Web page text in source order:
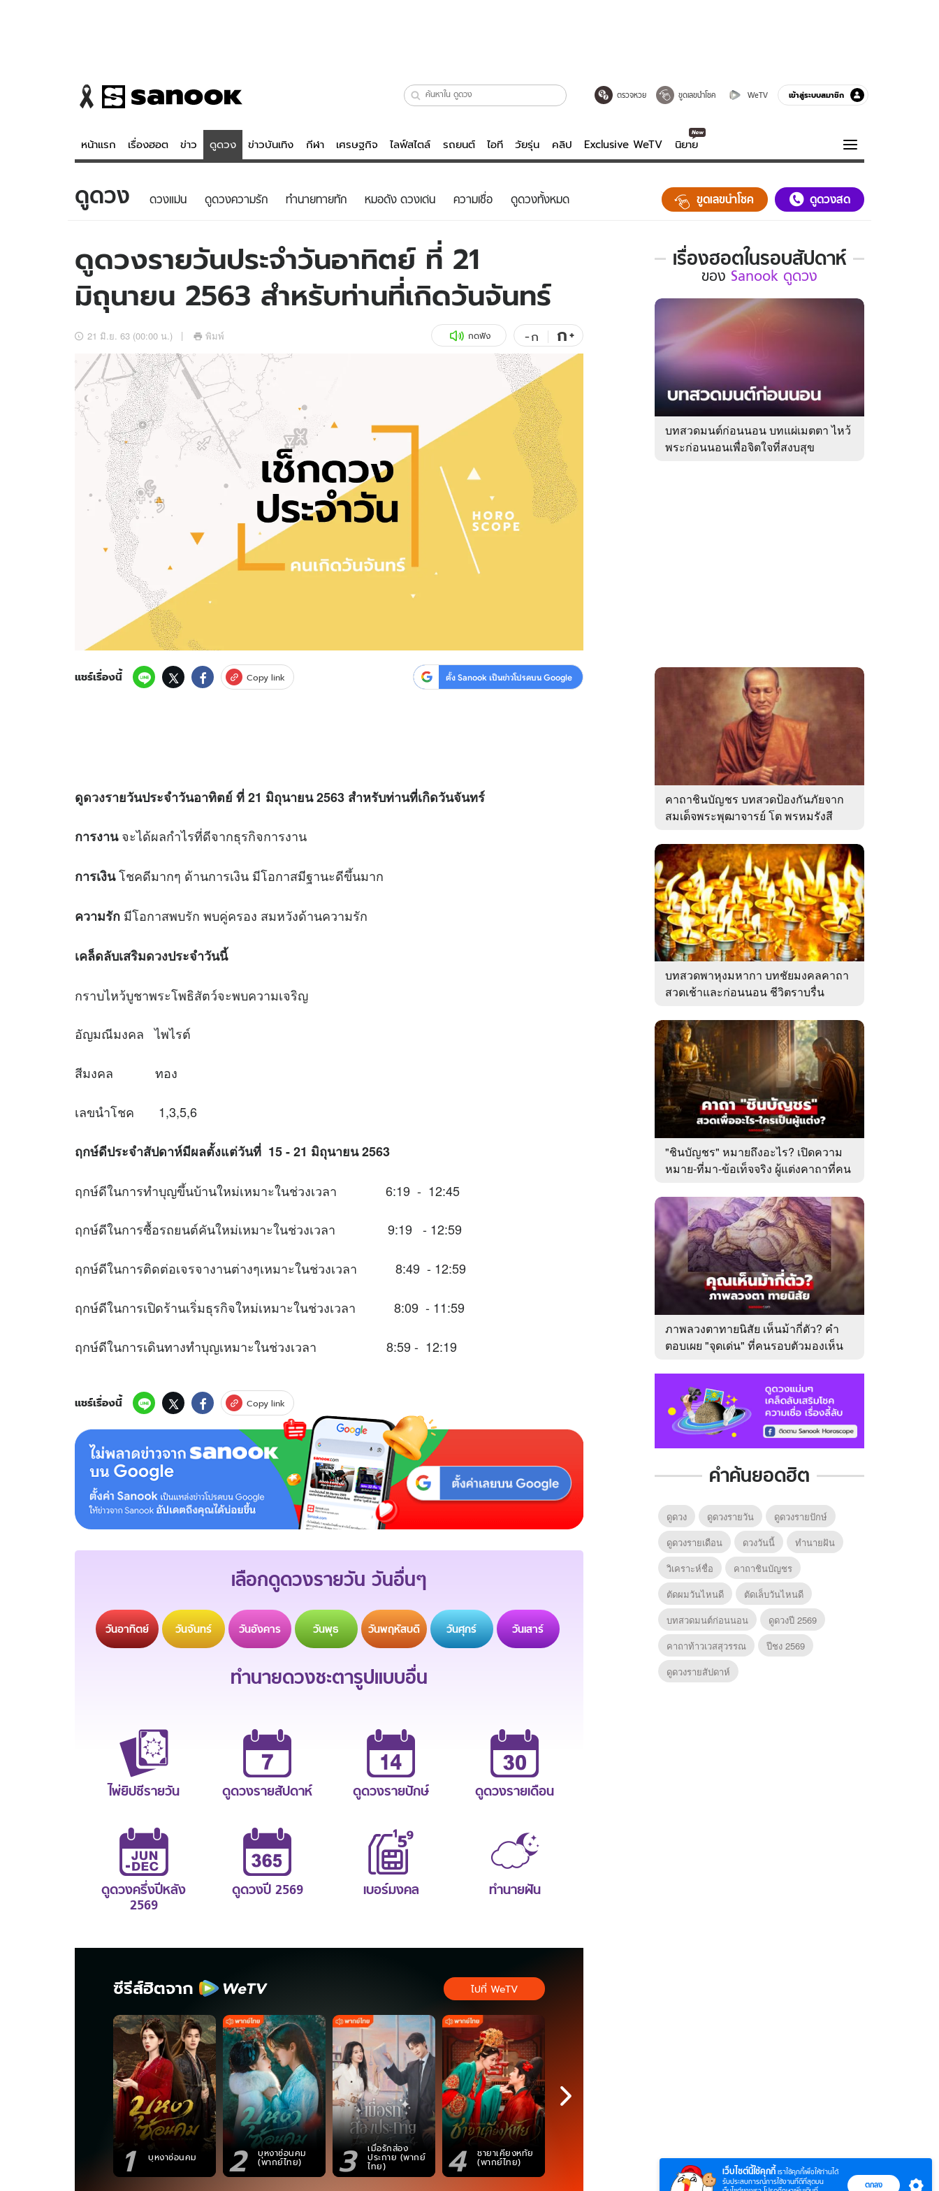
ตรวจหวย ขูดเลขนำโชค WeTV เข้าสู่ระบบสมาชิก
หน้าแรก เรื่องฮอต ข่าว ดูดวง ข่าวบันเทิง กีฬา เศรษฐกิจ ไลฟ์สไตล์ รถยนต์ ไอที วัยรุ่น คลิป Exclusive WeTV นิยาย
ข่าว
ข่าวบันเทิง
ข่าวกีฬา
ข่าวเศรษฐกิจ
อัปเดตจีน
เช็กข่าวชัวร์
ดูดวง - ตรวจหวย
สถิติหวยไทย
หวยลาว
ไลฟ์สไตล์
วัยรุ่น
ไอที
รถยนต์
สุขภาพ
Sanook Choice
ดูทีวี
WeTV
ความรู้รอบตัว
ฮาวทู
ดาวน์โหลดสนุกแอปฟรี ติดตามสนุกโซเชียลได้ที่
สงวนลิขสิทธิ์ ©2569 บริษัท อิมเมจ ฟิวเจอร์ (ประเทศไทย) จำกัด
ดูดวง ดวงแม่น ดูดวงความรัก ทํานายทายทัก หมอดัง ดวงเด่น ความเชื่อ ดูดวงทั้งหมด ขูดเลขนำโชค ดูดวงสด
ดูดวงรายวันประจำวันอาทิตย์ ที่ 21
มิถุนายน 2563 สำหรับท่านที่เกิดวันจันทร์
21 มิ.ย. 63 (00:00 น.) พิมพ์ กดฟัง -ก ก+
แชร์เรื่องนี้ Copy link ตั้ง Sanook เป็นข่าวโปรดบน Google
ดูดวงรายวันประจำวันอาทิตย์ ที่ 21 มิถุนายน 2563 สำหรับท่านที่เกิดวันจันทร์
การงานจะได้ผลกำไรที่ดีจากธุรกิจการงาน
การเงินโชคดีมากๆ ด้านการเงิน มีโอกาสมีฐานะดีขึ้นมาก
ความรัก มีโอกาสพบรัก พบคู่ครอง สมหวังด้านความรัก
เคล็ดลับเสริมดวงประจำวันนี้
กราบไหว้บูชาพระโพธิสัตว์จะพบความเจริญ
อัญมณีมงคล ไพไรต์
สีมงคล ทอง
เลขนำโชค 1,3,5,6
ฤกษ์ดีประจำสัปดาห์มีผลตั้งแต่วันที่ 15 - 21 มิถุนายน 2563
ฤกษ์ดีในการทำบุญขึ้นบ้านใหม่เหมาะในช่วงเวลา 6:19 - 12:45
ฤกษ์ดีในการซื้อรถยนต์คันใหม่เหมาะในช่วงเวลา 9:19 - 12:59
ฤกษ์ดีในการติดต่อเจรจางานต่างๆเหมาะในช่วงเวลา 8:49 - 12:59
ฤกษ์ดีในการเปิดร้านเริ่มธุรกิจใหม่เหมาะในช่วงเวลา 8:09 - 11:59
ฤกษ์ดีในการเดินทางทำบุญเหมาะในช่วงเวลา 8:59 - 12:19
แชร์เรื่องนี้ Copy link
เลือกดูดวงรายวัน วันอื่นๆ
วันอาทิตย์ วันจันทร์ วันอังคาร วันพุธ วันพฤหัสบดี วันศุกร์ วันเสาร์
ทำนายดวงชะตารูปแบบอื่น
ไพ่ยิปซีรายวัน ดูดวงรายสัปดาห์ ดูดวงรายปักษ์ ดูดวงรายเดือน
ดูดวงครึ่งปีหลัง
2569
ดูดวงปี 2569 เบอร์มงคล ทำนายฝัน
ซีรีส์ฮิตจาก
1 บุหงาซ่อนคม 2 บุหงาซ่อนคม
(พากย์ไทย) 3 เมื่อรักส่อง
ประกาย (พากย์
ไทย) 4 ชายาเคียงหทัย
(พากย์ไทย) 5 6 พบเธอ 7 พบเธอ (พากย์
ไทย) 8 แบบ
ไปที่ WeTV
เรื่องฮอตในรอบสัปดาห์
เรื่อง
ใน
รอบ
ของ
Sanook
ดูด
ของ Sanook ดูดวง
บทสวดมนต์ก่อนนอน บทแผ่เมตตา ไหว้
พระก่อนนอนเพื่อจิตใจที่สงบสุข
คาถาชินบัญชร บทสวดป้องกันภัยจาก
สมเด็จพระพุฒาจารย์ โต พรหมรังสี
บทสวดพาหุงมหากา บทชัยมงคลคาถา
สวดเช้าและก่อนนอน ชีวิตราบรื่น
"ชินบัญชร" หมายถึงอะไร? เปิดความ
หมาย-ที่มา-ข้อเท็จจริง ผู้แต่งคาถาที่คน
ภาพลวงตาทายนิสัย เห็นม้ากี่ตัว? คำ
ตอบเผย "จุดเด่น" ที่คนรอบตัวมองเห็น
คำค้นยอดฮิต
ดูดวง ดูดวงรายวัน
ดูดวงรายปักษ์
ดูดวงรายเดือน
ดวงวันนี้
ทํานายฝัน
วิเคราะห์ชื่อ
คาถาชินบัญชร
ตัดผมวันไหนดี
ตัดเล็บวันไหนดี
บทสวดมนต์ก่อนนอน
ดูดวงปี 2569
คาถาท้าวเวสสุวรรณ
ปีชง 2569
ดูดวงรายสัปดาห์
เว็บไซต์นี้ใช้คุกกี้ เราใช้คุกกี้เพื่อให้ท่านได้
รับประสบการณ์การใช้งานที่ดีที่สุดบน
ตกลง